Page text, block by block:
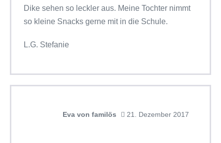
Dike sehen so leckler aus. Meine Tochter nimmt
so kleine Snacks gerne mit in die Schule.
L.G. Stefanie
Eva von familös 21. Dezember 2017